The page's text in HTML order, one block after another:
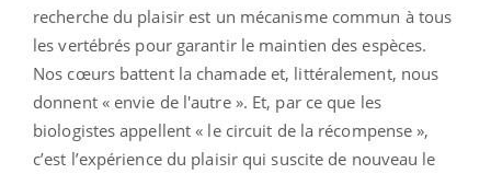
recherche du plaisir est un mécanisme commun à tous
les vertébrés pour garantir le maintien des espèces.
Nos cœurs battent la chamade et, littéralement, nous
donnent « envie de l'autre ». Et, par ce que les
biologistes appellent « le circuit de la récompense »,
c’est l’expérience du plaisir qui suscite de nouveau le